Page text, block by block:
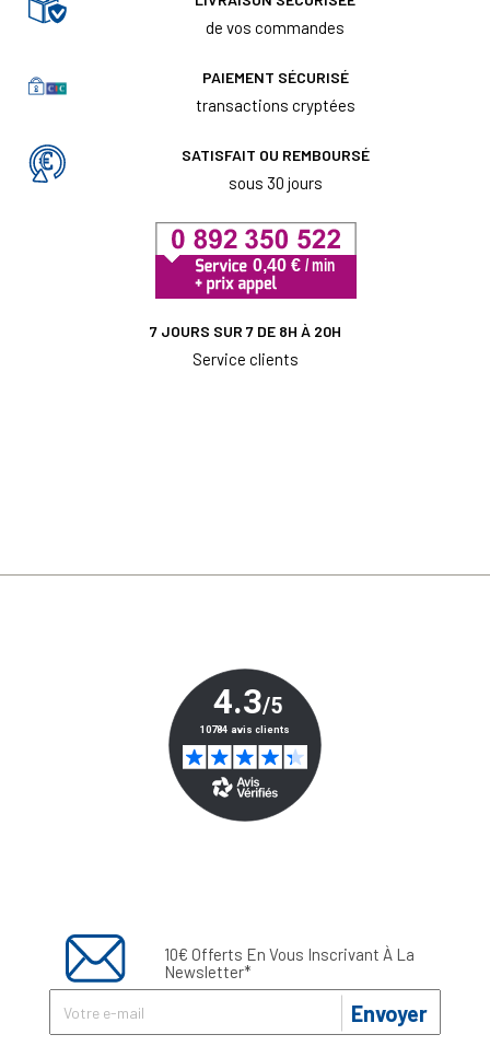
de vos commandes
PAIEMENT SÉCURISÉ
transactions cryptées
SATISFAIT OU REMBOURSÉ
sous 30 jours
7 JOURS SUR 7 DE 8H À 20H
Service clients
10€ Offerts En Vous Inscrivant À La
Newsletter*
Envoyer